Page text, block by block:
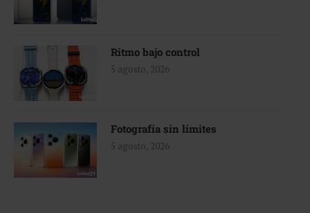
Ritmo bajo control
5 agosto, 2026
Fotografía sin límites
5 agosto, 2026